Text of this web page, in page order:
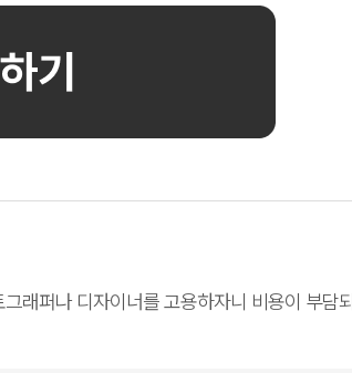
래퍼나 디자이너를 고용하자니 비용이 부담